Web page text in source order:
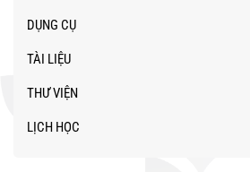
DỤNG CỤ
TÀI LIỆU
THƯ VIỆN
LỊCH HỌC